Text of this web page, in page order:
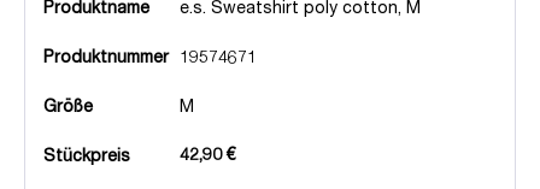
Produktname e.s. Sweatshirt poly cotton, M
Produktnummer 19574671
Größe M
Stückpreis 42,90 €